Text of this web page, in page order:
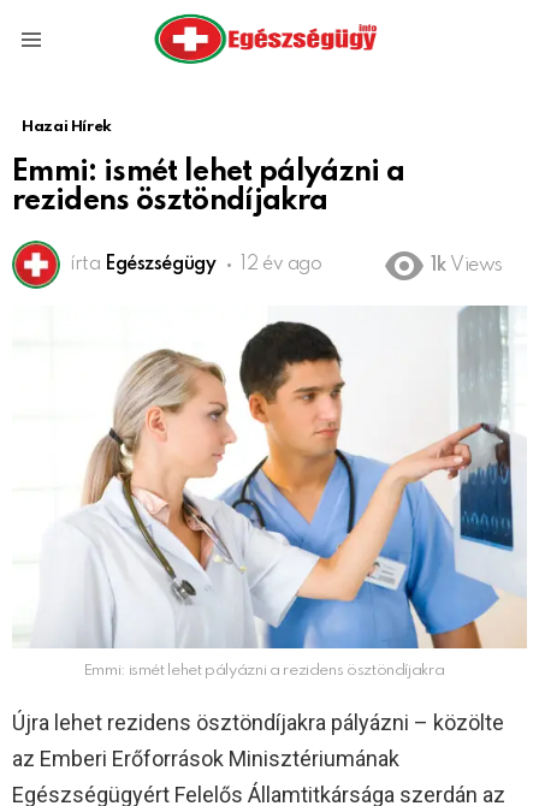
Hazai Hírek
Emmi: ismét lehet pályázni a
rezidens ösztöndíjakra
írta Egészségügy 12 év ago 1k Views
Emmi: ismét lehet pályázni a rezidens ösztöndíjakra
Újra lehet rezidens ösztöndíjakra pályázni – közölte
az Emberi Erőforrások Minisztériumának
Egészségügyért Felelős Államtitkársága szerdán az